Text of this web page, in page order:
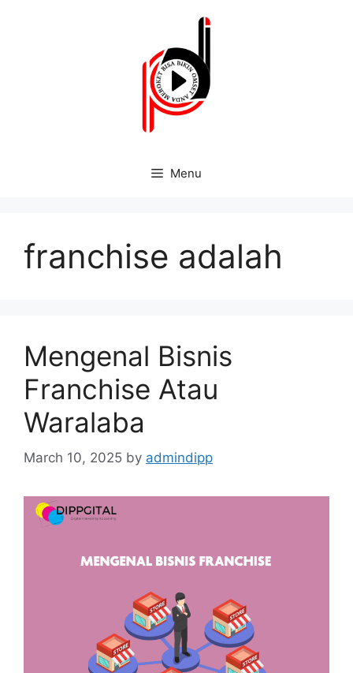
Menu
franchise adalah
Mengenal Bisnis
Franchise Atau
Waralaba
March 10, 2025 by admindipp